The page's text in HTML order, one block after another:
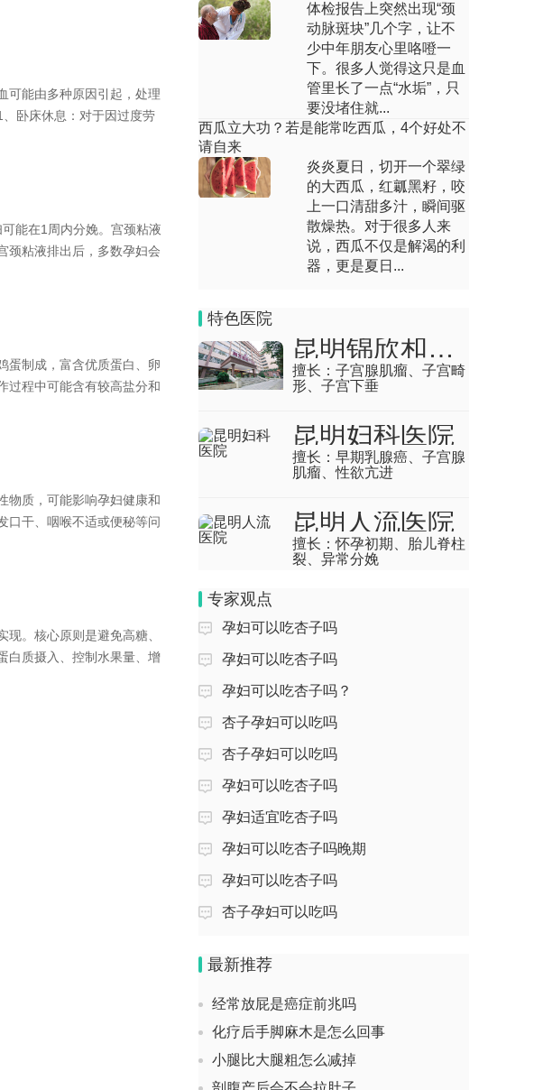
可能由多种原因引起，处理
卧床休息：对于因过度劳
能在1周内分娩。宫颈粘液
颈粘液排出后，多数孕妇会
蛋制成，富含优质蛋白、卵
过程中可能含有较高盐分和
物质，可能影响孕妇健康和
口干、咽喉不适或便秘等问
。核心原则是避免高糖、
白质摄入、控制水果量、增
回答：孕妇牙齿出血可能由激素变化、刷
牙不当、牙龈炎、牙周病等原因引起，可
通过调整刷牙方...
孕妇蛀牙牙洞疼怎么办
回答：孕妇蛀牙牙洞疼可通过口腔清洁、
饮食调整、局部止痛及专业治疗等方式缓
解，通常由菌斑...
孕妇牙疼是怎么回事
回答：孕妇牙疼可能由激素变化、牙龈
炎、龋齿、智齿冠周炎等原因引起，可通
过口腔清洁、饮食...
孕晚期为什么手指关节疼痛
回答：孕晚期手指关节疼痛多由水肿、激
素变化等生理因素引起，也可能与腕管综
合征、类风湿关...
孕妇又吐又拉肚子是怎么回事
回答：孕妇又吐又拉肚子可能由饮食不
当、腹部受凉、急性胃肠炎、妊娠期并发
孕妇三天没排便怎么办
回答：孕妇三天没排便可通过调整饮食、
增加运动、建立排便习惯、遵医嘱用药等
方式改善，通常...
孕妇皮肤痒是什么原因
回答：孕妇皮肤痒可能由激素变化、皮肤
干燥、妊娠期肝内胆汁淤积症、妊娠期特
异性皮肤病等原...
孕妇经常放屁是什么原因
回答：孕妇经常放屁多由激素变化、子宫
压迫等生理因素引起，也可能与胃肠疾病
孕妇晕倒胎儿会缺氧嘛有没有影响
回答：孕妇晕倒可能导致胎儿短暂缺氧，
影响程度主要与晕倒时长、发生孕周、基
回答：孕妇爬山多数情况下不会导致胎儿
缺氧，主要影响因素有孕周阶段、山体海
拔、运动强度、...
体检报告上突然出现“颈
动脉斑块”几个字，让不
少中年朋友心里咯噔一
下。很多人觉得这只是血
管里长了一点“水垢”，只
要没堵住就...
西瓜立大功？若是能常吃西瓜，4个好处不
请自来
炎炎夏日，切开一个翠绿
的大西瓜，红瓤黑籽，咬
上一口清甜多汁，瞬间驱
散燥热。对于很多人来
说，西瓜不仅是解渴的利
器，更是夏日...
特色医院
昆明锦欣和万家妇产医院
擅长： 子宫腺肌瘤、子宫畸
形、子宫下垂
昆明妇科医院
擅长： 早期乳腺癌、子宫腺
肌瘤、性欲亢进
昆明人流医院
擅长：怀孕初期、胎儿脊柱
裂、异常分娩
专家观点
孕妇可以吃杏子吗
孕妇可以吃杏子吗
孕妇可以吃杏子吗？
杏子孕妇可以吃吗
杏子孕妇可以吃吗
孕妇可以吃杏子吗
孕妇适宜吃杏子吗
孕妇可以吃杏子吗晚期
孕妇可以吃杏子吗
杏子孕妇可以吃吗
最新推荐
中药治失眠用什么药好
甲状腺旁腺瘤要怎么办啊
吃了梨后喝水会不会拉肚子
女生阴虚火旺的后果
激素的检查都是什么
阴道霉菌感染是什么原因引起的
大腿弯有根筋疼怎么回事
大便霉菌阳性肠易激综合征怎么治疗
化疗后手脚麻木是怎么回事
小腿比大腿粗怎么减掉
剖腹产后会不会拉肚子